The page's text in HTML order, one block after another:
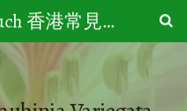
The Green Touch 香港常見樹木園藝生活